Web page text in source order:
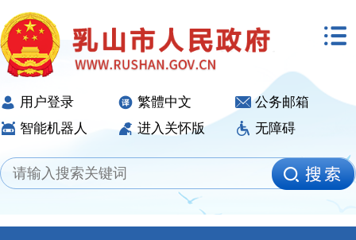
用户登录 繁體中文
公务邮箱
智能机器人
进入关怀版 无障碍